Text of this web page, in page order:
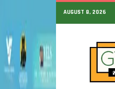
AUGUST 8, 2026